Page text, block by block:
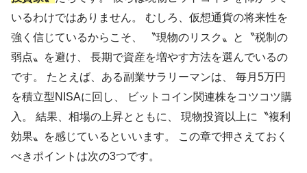
いるわけではありません。 むしろ、仮想通貨の将来性を
強く信じているからこそ、 〝現物のリスク〟と〝税制の
弱点〟を避け、 長期で資産を増やす方法を選んでいるの
です。 たとえば、ある副業サラリーマンは、 毎月5万円
を積立型NISAに回し、 ビットコイン関連株をコツコツ購
入。 結果、相場の上昇とともに、 現物投資以上に〝複利
効果〟を感じているといいます。 この章で押さえておく
べきポイントは次の3つです。